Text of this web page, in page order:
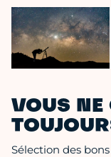
VOUS NE
Sélection des